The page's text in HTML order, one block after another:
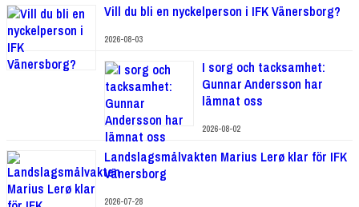
Vill du bli en nyckelperson i IFK Vänersborg?
2026-08-03
I sorg och tacksamhet:
Gunnar Andersson har
lämnat oss
2026-08-02
Landslagsmålvakten Marius Lerø klar för IFK
Vänersborg
2026-07-28